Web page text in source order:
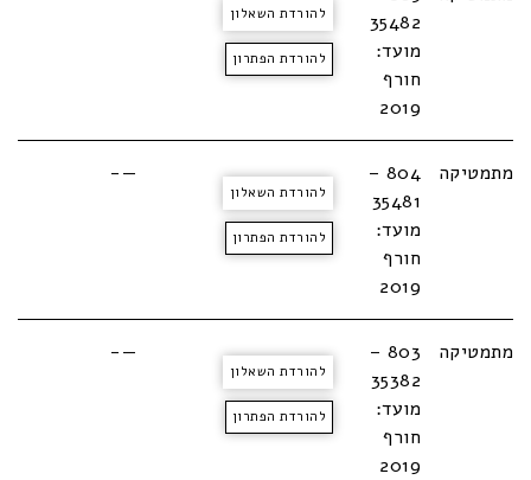
35482
מועד:
חורף
2019
להורדת השאלון
להורדת הפתרון
מתמטיקה
804 –
35481
מועד:
חורף
2019
להורדת השאלון
להורדת הפתרון
—-
מתמטיקה
803 –
35382
מועד:
חורף
2019
להורדת השאלון
להורדת הפתרון
—-